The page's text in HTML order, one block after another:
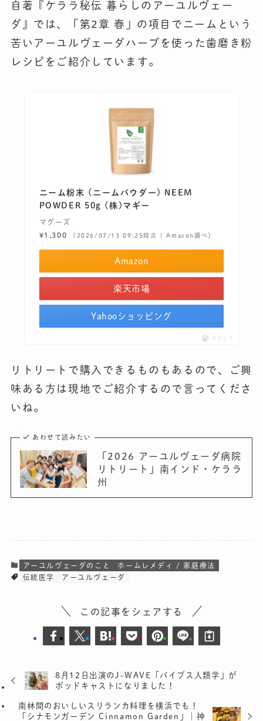
自著『ケララ秘伝 暮らしのアーユルヴェー
ダ』では、「第2章 春」の項目でニームという
苦いアーユルヴェーダハーブを使った歯磨き粉
レシピをご紹介しています。
ニーム粉末 (ニームパウダー) NEEM
POWDER 50g (株)マギー
マグーズ
¥1,300
（2026/07/13 09:25時点 | Amazon調べ）
Amazon
楽天市場
Yahooショッピング
ポチップ
リトリートで購入できるものもあるので、ご興
味ある方は現地でご紹介するので言ってくださ
いね。
あわせて読みたい
「2026 アーユルヴェーダ病院
リトリート」南インド・ケララ
州
アーユルヴェーダのこと
ホームレメディ / 家庭療法
伝統医学
アーユルヴェーダ
この記事をシェアする
8月12日出演のJ-WAVE「バイブス人類学」が
ポッドキャストになりました！
南林間のおいしいスリランカ料理を横浜でも！
「シナモンガーデン Cinnamon Garden」｜神